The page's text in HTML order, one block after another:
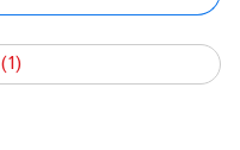
Отзывы (1)